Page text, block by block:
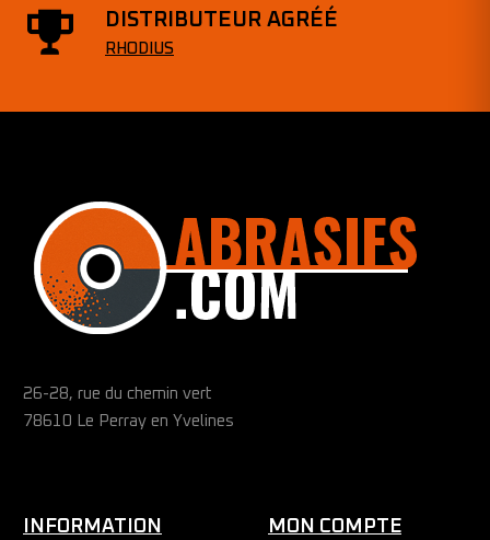
DISTRIBUTEUR AGRÉÉ
RHODIUS
26-28, rue du chemin vert
78610 Le Perray en Yvelines
INFORMATION MON COMPTE